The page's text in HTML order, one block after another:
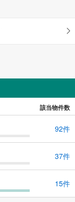
該当物件数
92件
37件
15件